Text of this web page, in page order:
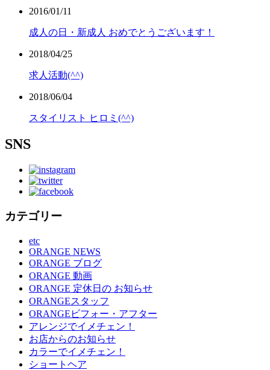
2016/01/11
成人の日・新成人 おめでとうございます！
2018/04/25
求人活動(^^)
2018/06/04
スタイリスト ヒロミ(^^)
SNS
カテゴリー
etc
ORANGE NEWS
ORANGE ブログ
ORANGE 動画
ORANGE 定休日の お知らせ
ORANGEスタッフ
ORANGEビフォー・アフター
アレンジでイメチェン！
お店からのお知らせ
カラーでイメチェン！
ショートヘア